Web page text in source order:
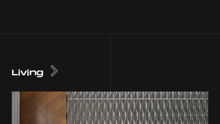
Living